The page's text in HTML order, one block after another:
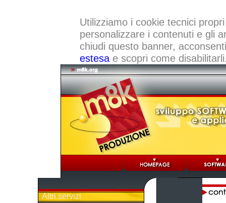
Utilizziamo i cookie tecnici
personalizzare i contenuti e gli
chiudi questo banner,
estesae scopri come
Altri servizi